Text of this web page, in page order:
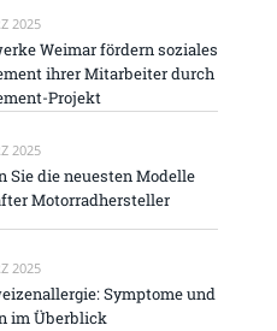
2025
Weimar fördern soziales
ihrer Mitarbeiter durch
Projekt
2025
Sie die neuesten Modelle
Motorradhersteller
2025
Symptome und
im Überblick